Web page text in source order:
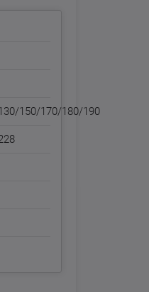
150/170/180/190